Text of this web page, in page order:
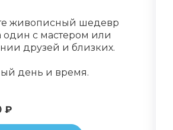
живописный шедевр
один с мастером или
друзей и близких.
день и время.
₽